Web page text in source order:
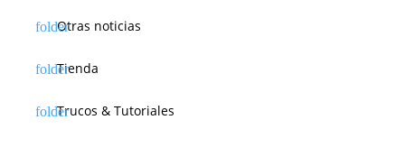
Otras noticias
Tienda
Trucos & Tutoriales